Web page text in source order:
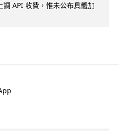
API 收費，惟未公布具體加